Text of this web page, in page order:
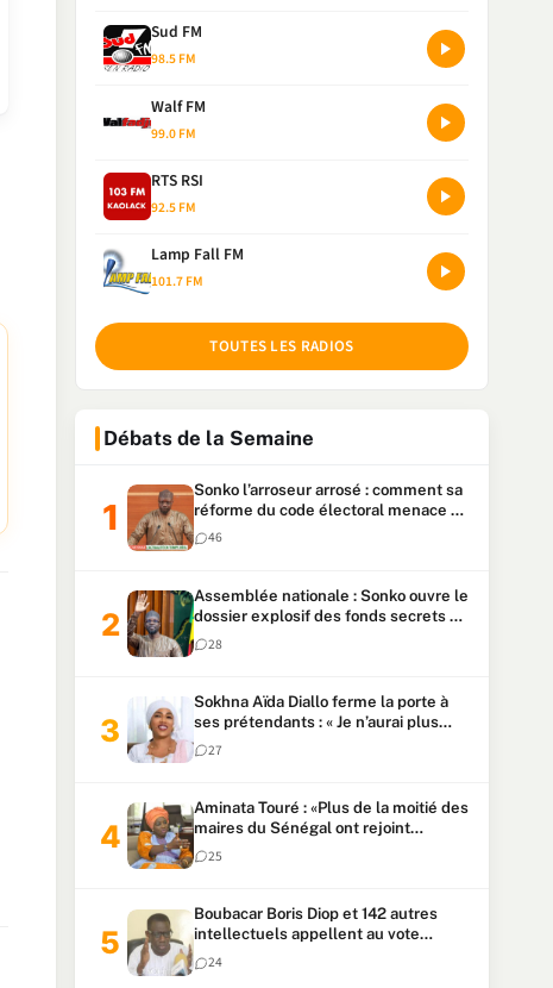
Sud FM
98.5 FM
Walf FM
99.0 FM
RTS RSI
92.5 FM
Lamp Fall FM
101.7 FM
TOUTES LES RADIOS
Débats de la Semaine
Sonko l’arroseur arrosé : comment sa
réforme du code électoral menace sa
candidature
46
Assemblée nationale : Sonko ouvre le
dossier explosif des fonds secrets et
du patrimoine présidentiel
28
Sokhna Aïda Diallo ferme la porte à
ses prétendants : « Je n’aurai plus
jamais un autre mari »
27
Aminata Touré : «Plus de la moitié des
maires du Sénégal ont rejoint
Kiiraay»
25
Boubacar Boris Diop et 142 autres
intellectuels appellent au vote
urgent de la révision
constitutionnelle
24